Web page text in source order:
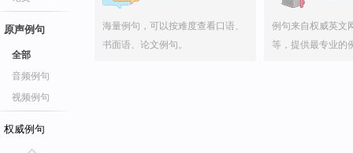
原声例句
全部
音频例句
视频例句
权威例句
海量例句，可以按难度查看口语、
书面语、论文例句。
例句来自权威英文
等，提供最专业的